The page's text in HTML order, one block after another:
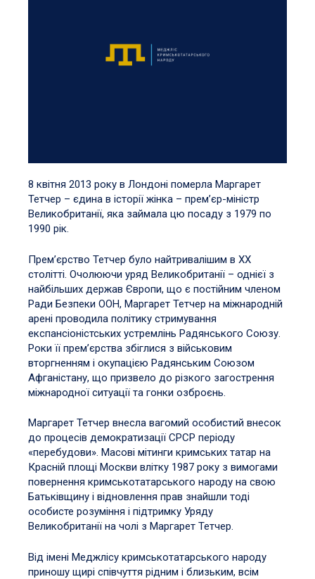
8 квітня 2013 року в Лондоні померла Маргарет
Тетчер – єдина в історії жінка – прем’єр-міністр
Великобританії, яка займала цю посаду з 1979 по
1990 рік.
Прем’єрство Тетчер було найтривалішим в XX
столітті. Очолюючи уряд Великобританії – однієї з
найбільших держав Європи, що є постійним членом
Ради Безпеки ООН, Маргарет Тетчер на міжнародній
арені проводила політику стримування
експансіоністських устремлінь Радянського Союзу.
Роки її прем’єрства збіглися з військовим
вторгненням і окупацією Радянським Союзом
Афганістану, що призвело до різкого загострення
міжнародної ситуації та гонки озброєнь.
Маргарет Тетчер внесла вагомий особистий внесок
до процесів демократизації СРСР періоду
«перебудови». Масові мітинги кримських татар на
Красній площі Москви влітку 1987 року з вимогами
повернення кримськотатарського народу на свою
Батьківщину і відновлення прав знайшли тоді
особисте розуміння і підтримку Уряду
Великобританії на чолі з Маргарет Тетчер.
Від імені Меджлісу кримськотатарського народу
приношу щирі співчуття рідним і близьким, всім